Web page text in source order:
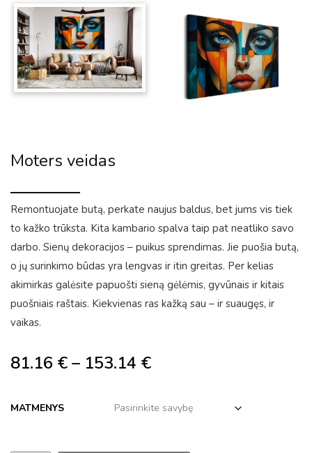
Moters veidas
Remontuojate butą, perkate naujus baldus, bet jums vis tiek
to kažko trūksta. Kita kambario spalva taip pat neatliko savo
darbo. Sienų dekoracijos – puikus sprendimas. Jie puošia butą,
o jų surinkimo būdas yra lengvas ir itin greitas. Per kelias
akimirkas galėsite papuošti sieną gėlėmis, gyvūnais ir kitais
puošniais raštais. Kiekvienas ras kažką sau – ir suaugęs, ir
vaikas.
81.16 €– 153.14 €
MATMENYS